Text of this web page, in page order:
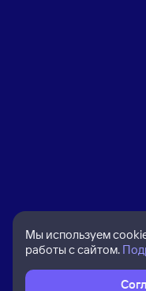
Мы используем
работы с сайтом.